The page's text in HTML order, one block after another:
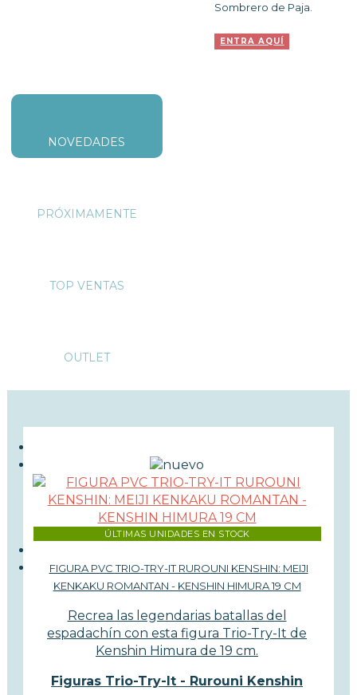
Sombrero de Paja.
ENTRAAQUÍ
NOVEDADES
PRÓXIMAMENTE
TOP VENTAS
OUTLET
ÚLTIMAS UNIDADES EN STOCK
FIGURA PVC TRIO-TRY-IT RUROUNI KENSHIN: MEIJI
KENKAKU ROMANTAN - KENSHIN HIMURA 19 CM
Recrea las legendarias batallas del
espadachín con esta figura Trio-Try-It de
Kenshin Himura de 19 cm.
Figuras Trio-Try-It - Rurouni Kenshin